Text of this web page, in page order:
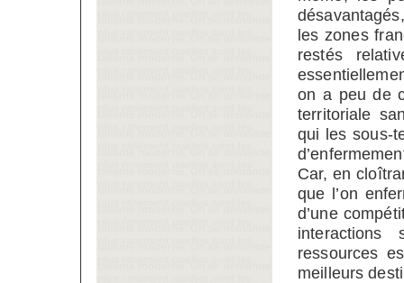
les zones
restés
on a peu de
territoriale
qui les sous-
Car, en
que l’on
d’une
interactions
ressources
meilleurs